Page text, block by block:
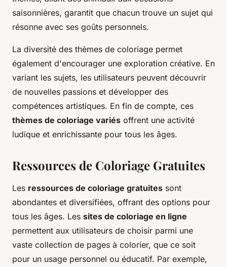
saisonnières, garantit que chacun trouve un sujet qui
résonne avec ses goûts personnels.
La diversité des thèmes de coloriage permet
également d'encourager une exploration créative. En
variant les sujets, les utilisateurs peuvent découvrir
de nouvelles passions et développer des
compétences artistiques. En fin de compte, ces
thèmes de coloriage variés offrent une activité
ludique et enrichissante pour tous les âges.
Ressources de Coloriage Gratuites
Les ressources de coloriage gratuites sont
abondantes et diversifiées, offrant des options pour
tous les âges. Les sites de coloriage en ligne
permettent aux utilisateurs de choisir parmi une
vaste collection de pages à colorier, que ce soit
pour un usage personnel ou éducatif. Par exemple,